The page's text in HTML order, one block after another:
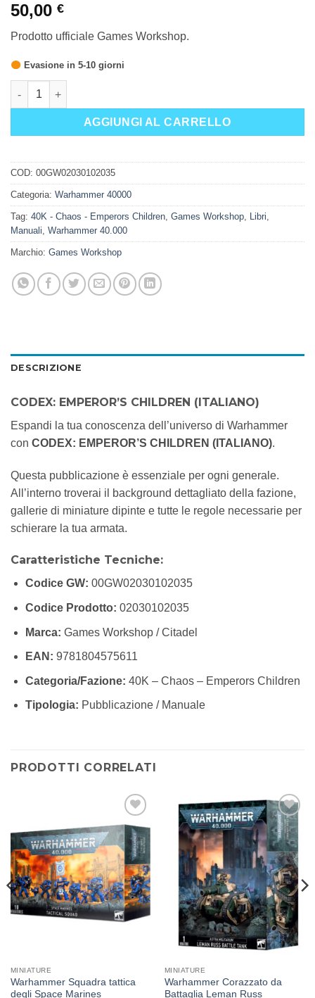
50,00 €
Prodotto ufficiale Games Workshop.
Evasione in 5-10 giorni
CODEX: EMPEROR'S CHILDREN (ITALIANO) quantità
AGGIUNGI AL CARRELLO
COD: 00GW02030102035
Categoria: Warhammer 40000
Tag: 40K - Chaos - Emperors Children Games Workshop Libri
Manuali Warhammer 40.000
Marchio: Games Workshop
DESCRIZIONE
CODEX: EMPEROR’S CHILDREN (ITALIANO)
Espandi la tua conoscenza dell’universo di Warhammer
con CODEX: EMPEROR’S CHILDREN (ITALIANO).
Questa pubblicazione è essenziale per ogni generale.
All’interno troverai il background dettagliato della fazione,
gallerie di miniature dipinte e tutte le regole necessarie per
schierare la tua armata.
Caratteristiche Tecniche:
Codice GW: 00GW02030102035
Codice Prodotto: 02030102035
Marca: Games Workshop / Citadel
EAN: 9781804575611
Categoria/Fazione: 40K – Chaos – Emperors Children
Tipologia: Pubblicazione / Manuale
PRODOTTI CORRELATI
Aggiungi
alla lista
dei
desideri
MINIATURE
Warhammer Squadra tattica
degli Space Marines
Aggiungi
alla lista
dei
desideri
MINIATURE
Warhammer Corazzato da
Battaglia Leman Russ